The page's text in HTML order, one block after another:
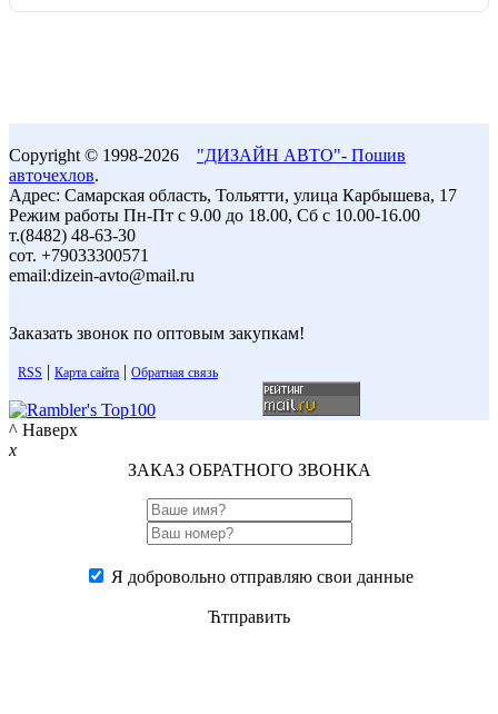
Copyright © 1998-2026 "ДИЗАЙН АВТО"- Пошив
авточехлов.
Адрес: Самарская область, Тольятти, улица Карбышева, 17
Режим работы Пн-Пт с 9.00 до 18.00, Сб с 10.00-16.00
т.(8482) 48-63-30
сот. +79033300571
email:dizein-avto@mail.ru
Заказать звонок по оптовым закупкам!
RSS | Карта сайта | Обратная связь
^ Наверх
x
ЗАКАЗ ОБРАТНОГО ЗВОНКА
Я добровольно отправляю свои данные
Ћтправить